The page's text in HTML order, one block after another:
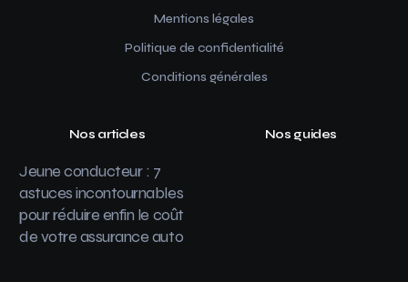
Mentions légales
Politique de confidentialité
Conditions générales
Nos articles
Jeune conducteur : 7
astuces incontournables
pour réduire enfin le coût
de votre assurance auto
Nos guides